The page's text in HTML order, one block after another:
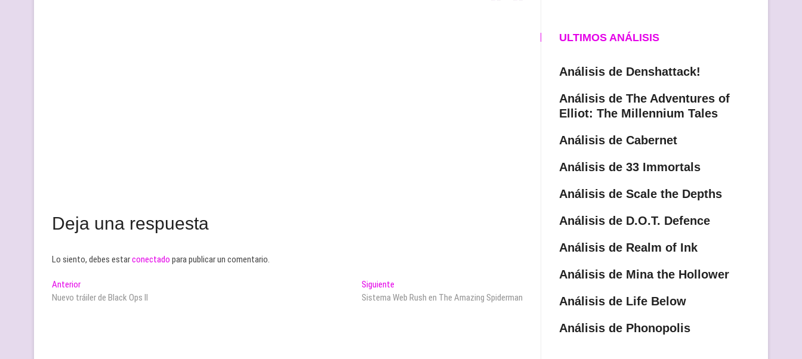
Deja una respuesta
Lo siento, debes estarconectado para publicar un comentario.
Navegación
de
AnteriorEntrada
anterior:
Nuevo tráiler de Black Ops II
Siguiente
siguiente:
Sistema Web Rush en The Amazing Spiderman
ULTIMOS ANÁLISIS
Análisis de Denshattack!
Análisis de The Adventures of
Elliot: The Millennium Tales
Análisis de Cabernet
Análisis de 33 Immortals
Análisis de Scale the Depths
Análisis de D.O.T. Defence
Análisis de Realm of Ink
Análisis de Mina the Hollower
Análisis de Life Below
Análisis de Phonopolis